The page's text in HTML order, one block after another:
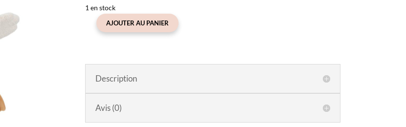
1 en stock
quantité
Oie
volante
AJOUTER AU PANIER
Description
Avis (0)